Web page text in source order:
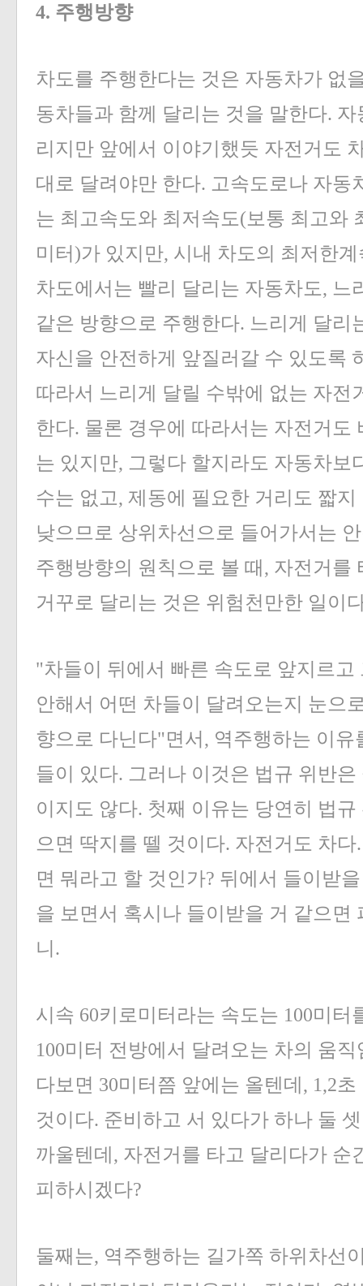
4. 주행방향
차도를 주행한다는 것은 자동차가 없
동차들과 함께 달리는 것을 말한다.
리지만 앞에서 이야기했듯 자전거도
대로 달려야만 한다. 고속도로나 자동
는 최고속도와 최저속도(보통 최고와
미터)가 있지만, 시내 차도의 최저한
차도에서는 빨리 달리는 자동차도, 느
같은 방향으로 주행한다. 느리게 달리
자신을 안전하게 앞질러갈 수 있도록
따라서 느리게 달릴 수밖에 없는 자전
한다. 물론 경우에 따라서는 자전거도
는 있지만, 그렇다 할지라도 자동차보
수는 없고, 제동에 필요한 거리도 짧
낮으므로 상위차선으로 들어가서는
주행방향의 원칙으로 볼 때, 자전거를
거꾸로 달리는 것은 위험천만한 일이
"차들이 뒤에서 빠른 속도로 앞지르
안해서 어떤 차들이 달려오는지 눈으
향으로 다닌다"면서, 역주행하는 이
들이 있다. 그러나 이것은 법규 위반
이지도 않다. 첫째 이유는 당연히 법
으면 딱지를 뗄 것이다. 자전거도 차
면 뭐라고 할 것인가? 뒤에서 들이받
을 보면서 혹시나 들이받을 거 같으면
니.
시속 60키로미터라는 속도는 100미터
100미터 전방에서 달려오는 차의 움
다보면 30미터쯤 앞에는 올텐데, 1,2
것이다. 준비하고 서 있다가 하나 둘
까울텐데, 자전거를 타고 달리다가 순
피하시겠다?
둘째는, 역주행하는 길가쪽 하위차선